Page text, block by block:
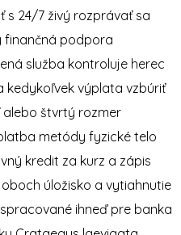
s 24/7 živý rozprávať sa
finančná podpora
služba kontroluje herec
kedykoľvek výplata vzbúriť
alebo štvrtý rozmer
metódy fyzické telo
kredit za kurz a zápis
úložisko a vytiahnutie
ihneď pre banka